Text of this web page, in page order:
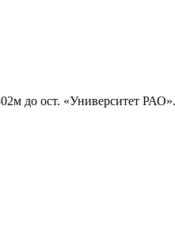
до ост. «Университет РАО».